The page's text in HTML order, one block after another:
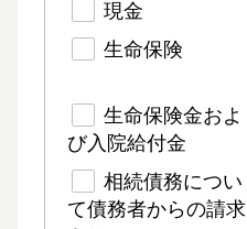
現金
生命保険
生命保険金およ
び入院給付金
相続債務につい
て債務者からの請求